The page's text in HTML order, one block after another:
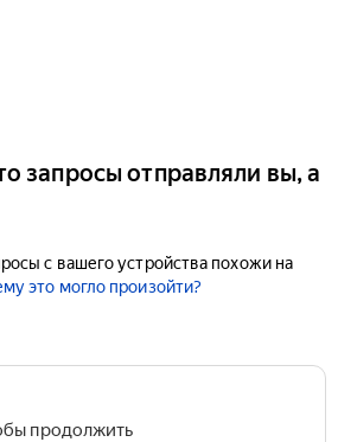
запросы отправляли вы, а
с вашего устройства похожи на
это могло произойти?
продолжить